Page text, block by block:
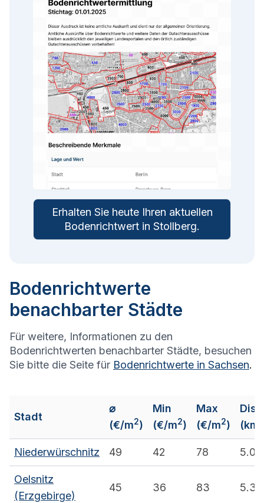
Erhalten Sie heute Ihren aktuellen
Bodenrichtwert in Stollberg.
Bodenrichtwerte
benachbarter Städte
Für weitere, Informationen zu den
Bodenrichtwerten benachbarter Städte, besuchen
Sie bitte die Seite für Bodenrichtwerte in Sachsen.
Stadt
⌀
(€/m2)
Min
(€/m2)
Max
(€/m2)
(km)
Niederwürschnitz 49 42 78 5.0
Oelsnitz
(Erzgebirge)
45 36 83 5.3